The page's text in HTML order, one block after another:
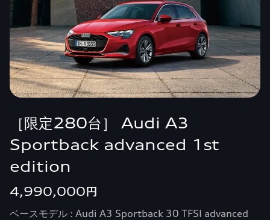
［限定280台］ Audi A3
Sportback advanced 1st
edition
4,990,000円
ベースモデル : Audi A3 Sportback 30 TFSI advanced